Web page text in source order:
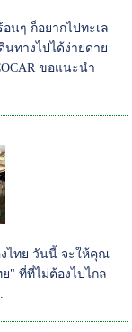
นๆ ก็อยากไปทะเล
ทางไปได้ง่ายดาย
ขอแนะนำ
งไทย วันนี้ จะให้คุณ
" ที่ที่ไม่ต้องไปไกล